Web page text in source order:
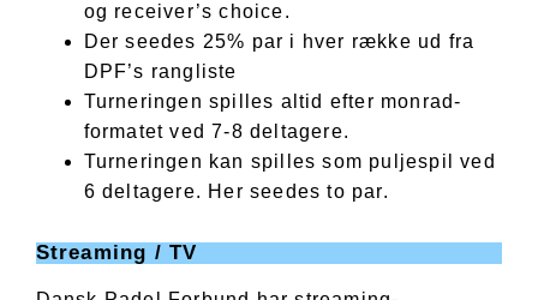
og receiver’s choice.
Der seedes 25% par i hver række ud fra
DPF’s rangliste
Turneringen spilles altid efter monrad-
formatet ved 7-8 deltagere.
Turneringen kan spilles som puljespil ved
6 deltagere. Her seedes to par.
Streaming / TV